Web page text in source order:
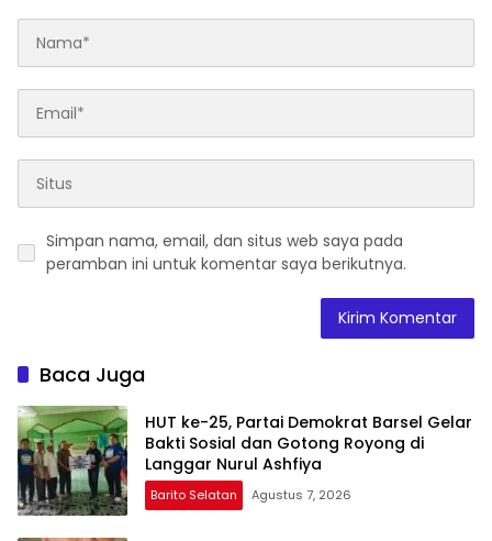
Simpan nama, email, dan situs web saya pada
peramban ini untuk komentar saya berikutnya.
Baca Juga
HUT ke-25, Partai Demokrat Barsel Gelar
Bakti Sosial dan Gotong Royong di
Langgar Nurul Ashfiya
Barito Selatan Agustus 7, 2026